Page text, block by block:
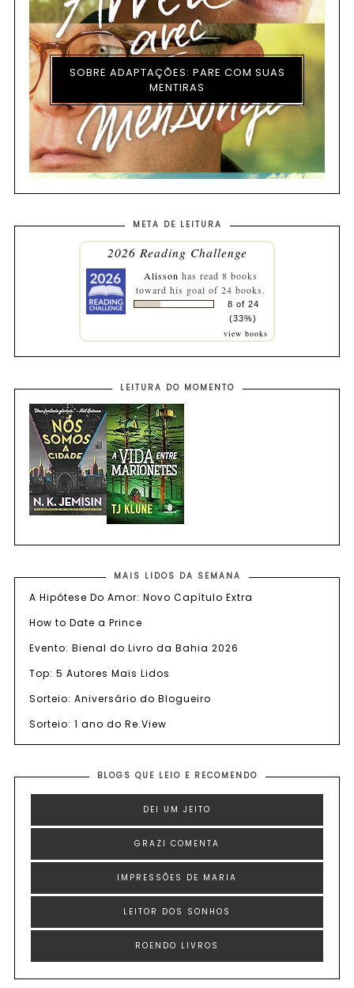
SOBRE ADAPTAÇÕES: PARE COM SUAS
MENTIRAS
META DE LEITURA
2026 Reading Challenge
Alisson has read 8 books
toward his goal of 24 books.
8 of 24
(33%)
view books
LEITURA DO MOMENTO
MAIS LIDOS DA SEMANA
A Hipótese Do Amor: Novo Capítulo Extra
How to Date a Prince
Evento: Bienal do Livro da Bahia 2026
Top: 5 Autores Mais Lidos
Sorteio: Aniversário do Blogueiro
Sorteio: 1 ano do Re.View
BLOGS QUE LEIO E RECOMENDO
DEI UM JEITO
GRAZI COMENTA
IMPRESSÕES DE MARIA
LEITOR DOS SONHOS
ROENDO LIVROS